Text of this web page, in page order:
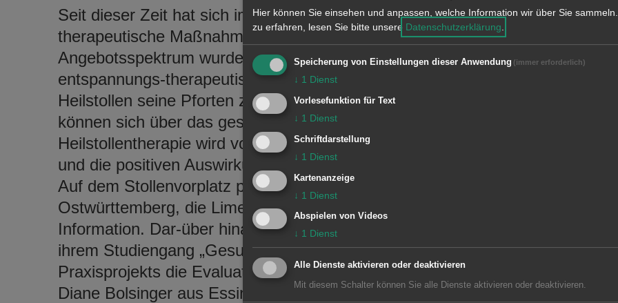
Seit dieser Zeit hat sich im Heilstollen vieles verändert. Nicht nur
therapeutische Maßnahmen finden hier op-timale Bedingungen. Das
Angebotsspektrum wurde in den letzten Jahren um Maßnahmen im
entspannungs-therapeutischen Bereich erweitert. Am 11. Mai öffnet der
Heilstollen seine Pforten zum „Tag der guten Luft“. Interessierte Besucher
können sich über das gesamte Angebot informieren und die
Heilstollentherapie wird vorgestellt. Dabei dreht sich alles um die Atemluft
und die positiven Auswirkungen guter Luft auf Körper, Geist und Seele.
Auf dem Stollenvorplatz präsentieren sich Partner wie die AOK
Ostwürttemberg, die Limes-Thermen und die städtische Tourist-
Information. Dar-über hinaus ist die Hochschule Aalen vertreten, die mit
ihrem Studiengang „Gesundheitsmanagement“ im Rahmen eines
Praxisprojekts die Evaluation der Heilstollentherapie durchgeführt hat.
Diane Bolsinger aus Essingen stellt die Klangschalentherapie vor, welche
Hier können Sie einsehen und anpassen, welche Information wir über Sie sammeln.
zu erfahren, lesen Sie bitte unsere Datenschutzerklärung.
Speicherung von Einstellungen dieser Anwendung (immer erforderlich)
↓ 1 Dienst
Vorlesefunktion für Text
↓ 1 Dienst
Schriftdarstellung
↓ 1 Dienst
Kartenanzeige
↓ 1 Dienst
Abspielen von Videos
↓ 1 Dienst
Alle Dienste aktivieren oder deaktivieren
Mit diesem Schalter können Sie alle Dienste aktivieren oder deaktivieren.